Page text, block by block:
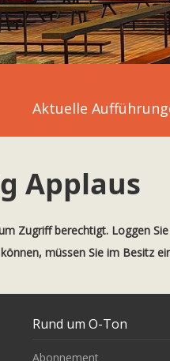
Aktuelle
Applaus
Zugriff berechtigt. Loggen
müssen Sie im Besitz
Rund um O-Ton
Abonnement